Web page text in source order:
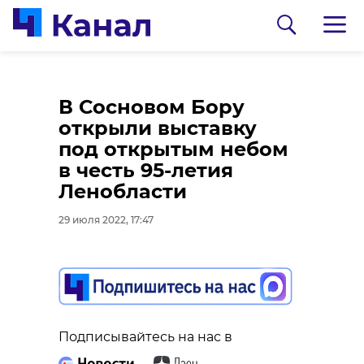
В Сосновом Бору
открыли выставку
под открытым небом
в честь 95-летия
Ленобласти
29 июля 2022, 17:47
Подписывайтесь на нас в
Сергей Перминов
помог многодетной
семье из Гатчинского
района встать на
учет для улучшения
жилищных условий
Подписывайтесь на нас в
0:00
Видео: серебристые